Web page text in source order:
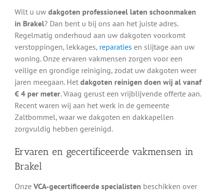
Wilt u uw dakgoten professioneel laten schoonmaken
in Brakel? Dan bent u bij ons aan het juiste adres.
Regelmatig onderhoud aan uw dakgoten voorkomt
verstoppingen, lekkages, reparaties en slijtage aan uw
woning. Onze ervaren vakmensen zorgen voor een
veilige en grondige reiniging, zodat uw dakgoten weer
jaren meegaan. Het dakgoten reinigen doen wij al vanaf
€ 4 per meter. Vraag gerust een vrijblijvende offerte aan.
Recent waren wij aan het werk in de gemeente
Zaltbommel, waar we dakgoten en dakkapellen
zorgvuldig hebben gereinigd.
Ervaren en gecertificeerde vakmensen in
Brakel
Onze VCA-gecertificeerde specialisten beschikken over